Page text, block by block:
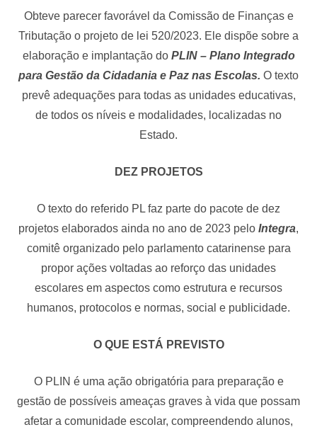
Obteve parecer favorável da Comissão de Finanças e
Tributação o projeto de lei 520/2023. Ele dispõe sobre a
elaboração e implantação doPLIN – Plano Integrado
para Gestão da Cidadania e Paz nas Escolas. O texto
prevê adequações para todas as unidades educativas,
de todos os níveis e modalidades, localizadas no
Estado.
DEZ PROJETOS
O texto do referido PL faz parte do pacote de dez
projetos elaborados ainda no ano de 2023 pelo Integra,
comitê organizado pelo parlamento catarinense para
propor ações voltadas ao reforço das unidades
escolares em aspectos como estrutura e recursos
humanos, protocolos e normas, social e publicidade.
O QUE ESTÁ PREVISTO
O PLIN é uma ação obrigatória para preparação e
gestão de possíveis ameaças graves à vida que possam
afetar a comunidade escolar, compreendendo alunos,